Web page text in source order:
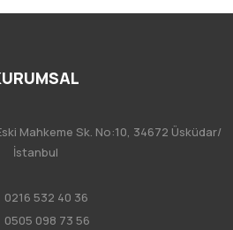
Mahkeme Sk. No:10, 34672 Üsküdar/
İstanbul
0216 532 40 36
0505 098 73 56